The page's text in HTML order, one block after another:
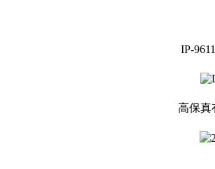
IP-
高保真